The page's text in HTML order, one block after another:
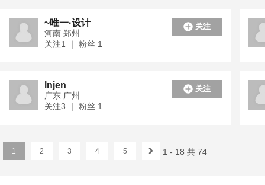
~唯一·设计
河南 郑州
关注1 ｜ 粉丝 1
关注
lnjen
广东 广州
关注3 ｜ 粉丝 1
关注
1 2 3 4 5 1 - 18 共 74